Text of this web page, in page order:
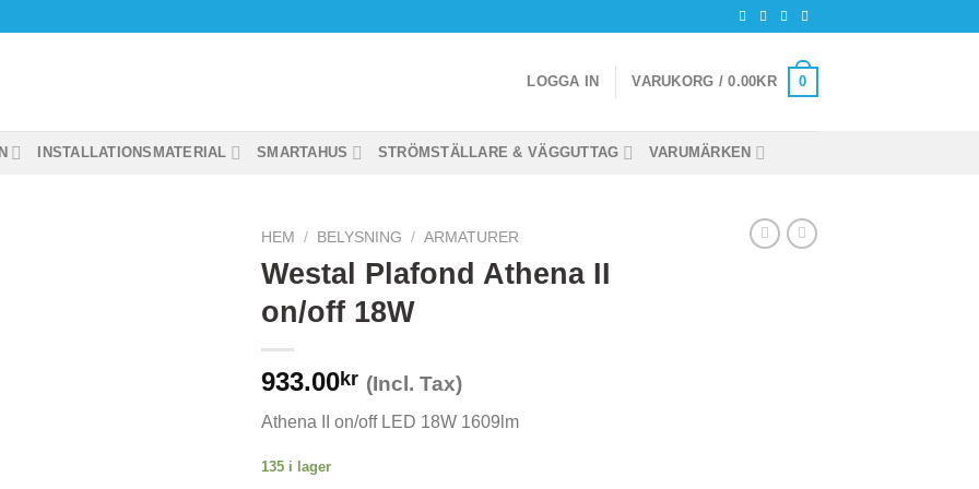
LOGGA IN VARUKORG /0.00KR 0
INSTALLATIONSMATERIAL SMARTAHUS STRÖMSTÄLLARE & VÄGGUTTAG VARUMÄRKEN
HEM / BELYSNING / ARMATURER
Westal Plafond Athena II
on/off 18W
933.00kr (Incl. Tax)
Athena II on/off LED 18W 1609lm
135 i lager